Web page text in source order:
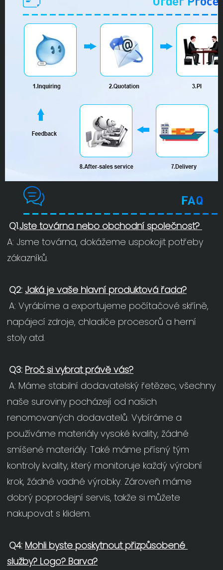
Q1.Jste továrna nebo obchodní společnost?
A: Jsme továrna, dokážeme uspokojit potřeby
zákazníků.
Q2: Jaká je vaše hlavní produktová řada?
A: Vyrábíme a exportujeme počítačové skříně,
napájecí zdroje, chladiče procesorů a herní
stoly atd.
Q3: Proč si vybrat právě vás?
A: Máme stabilní dodavatelský řetězec, všechny
naše suroviny pocházejí od našich
renomovaných dodavatelů. Vybíráme a
používáme materiály vysoké kvality, žádné
smíšené materiály. Také máme přísný tým
kontroly kvality, který monitoruje každý výrobní
krok, žádné vadné výrobky. Zároveň máme
dobrý poprodejní servis, takže si můžete
nakupovat s klidem.
Q4: Mohli byste poskytnout přizpůsobené
služby? Logo? Barva?